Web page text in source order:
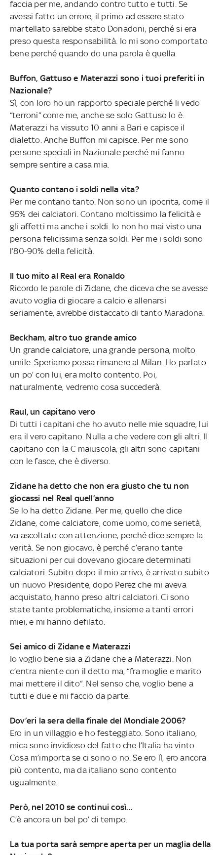
faccia per me, andando contro tutto e tutti. Se
avessi fatto un errore, il primo ad essere stato
martellato sarebbe stato Donadoni, perché si era
preso questa responsabilità. Io mi sono comportato
bene perché quando do una parola è quella.
Buffon, Gattuso e Materazzi sono i tuoi preferiti in
Nazionale?
Sì, con loro ho un rapporto speciale perché li vedo
“terroni“ come me, anche se solo Gattuso lo è.
Materazzi ha vissuto 10 anni a Bari e capisce il
dialetto. Anche Buffon mi capisce. Per me sono
persone speciali in Nazionale perché mi fanno
sempre sentire a casa mia.
Quanto contano i soldi nella vita?
Per me contano tanto. Non sono un ipocrita, come il
95% dei calciatori. Contano moltissimo la felicità e
gli affetti ma anche i soldi. Io non ho mai visto una
persona felicissima senza soldi. Per me i soldi sono
l’80-90% della felicità.
Il tuo mito al Real era Ronaldo
Ricordo le parole di Zidane, che diceva che se avesse
avuto voglia di giocare a calcio e allenarsi
seriamente, avrebbe distaccato di tanto Maradona.
Beckham, altro tuo grande amico
Un grande calciatore, una grande persona, molto
umile. Speriamo possa rimanere al Milan. Ho parlato
un po’ con lui, era molto contento. Poi,
naturalmente, vedremo cosa succederà.
Raul, un capitano vero
Di tutti i capitani che ho avuto nelle mie squadre, lui
era il vero capitano. Nulla a che vedere con gli altri. Il
capitano con la C maiuscola, gli altri sono capitani
con le fasce, che è diverso.
Zidane ha detto che non era giusto che tu non
giocassi nel Real quell’anno
Se lo ha detto Zidane. Per me, quello che dice
Zidane, come calciatore, come uomo, come serietà,
va ascoltato con attenzione, perché dice sempre la
verità. Se non giocavo, è perché c’erano tante
situazioni per cui dovevano giocare determinati
calciatori. Subito dopo il mio arrivo, è arrivato subito
un nuovo Presidente, dopo Perez che mi aveva
acquistato, hanno preso altri calciatori. Ci sono
state tante problematiche, insieme a tanti errori
miei, e mi hanno defilato.
Sei amico di Zidane e Materazzi
Io voglio bene sia a Zidane che a Materazzi. Non
c’entra niente con il detto ma, “fra moglie e marito
mai mettere il dito“. Nel senso che, voglio bene a
tutti e due e mi faccio da parte.
Dov’eri la sera della finale del Mondiale 2006?
Ero in un villaggio e ho festeggiato. Sono italiano,
mica sono invidioso del fatto che l’Italia ha vinto.
Cosa m’importa se ci sono o no. Se ero lì, ero ancora
più contento, ma da italiano sono contento
ugualmente.
Però, nel 2010 se continui così…
C’è ancora un bel po’ di tempo.
La tua porta sarà sempre aperta per un maglia della